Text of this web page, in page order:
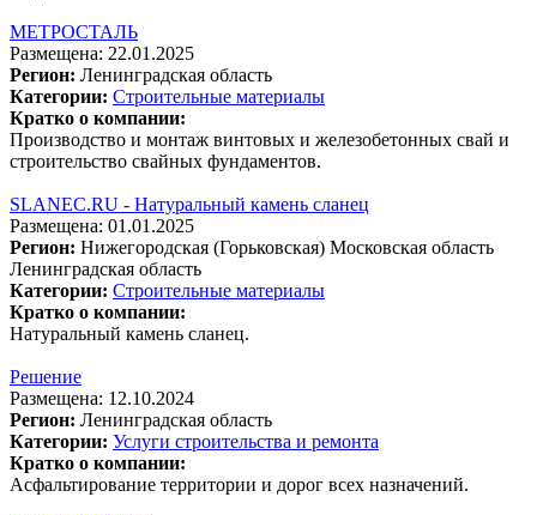
МЕТРОСТАЛЬ
Размещена: 22.01.2025
Регион: Ленинградская область
Категории: Строительные материалы
Кратко о компании:
Производство и монтаж винтовых и железобетонных свай и
строительство свайных фундаментов.
SLANEC.RU - Натуральный камень сланец
Размещена: 01.01.2025
Регион: Нижегородская (Горьковская) Московская область
Ленинградская область
Категории: Строительные материалы
Кратко о компании:
Натуральный камень сланец.
Решение
Размещена: 12.10.2024
Регион: Ленинградская область
Категории: Услуги строительства и ремонта
Кратко о компании:
Асфальтирование территории и дорог всех назначений.